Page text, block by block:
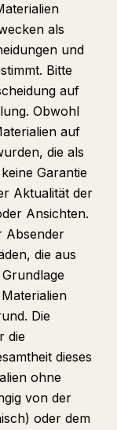
als
und
Bitte
auf
Obwohl
auf
die als
Garantie
Aktualität der
Ansichten.
Absender
die aus
Die
die
dieses
ohne
von der
oder dem